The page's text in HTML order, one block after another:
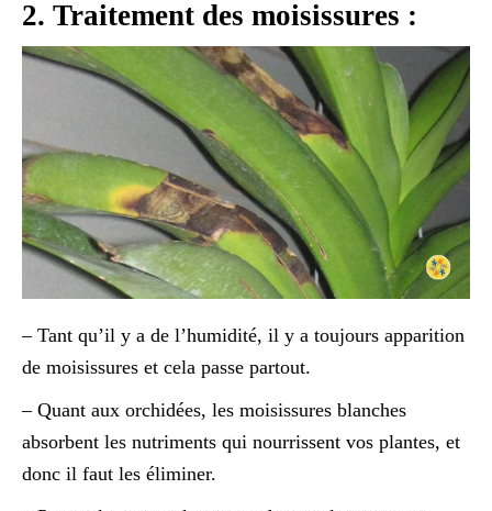
2. Traitement des moisissures :
– Tant qu’il y a de l’humidité, il y a toujours apparition
de moisissures et cela passe partout.
– Quant aux orchidées, les moisissures blanches
absorbent les nutriments qui nourrissent vos plantes, et
donc il faut les éliminer.